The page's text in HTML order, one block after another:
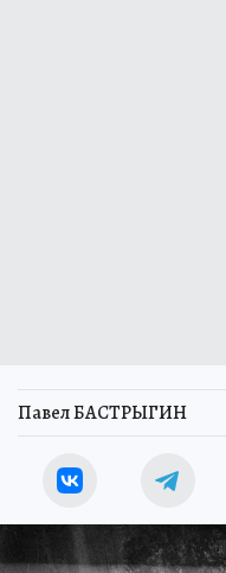
Павел БАСТРЫГИН